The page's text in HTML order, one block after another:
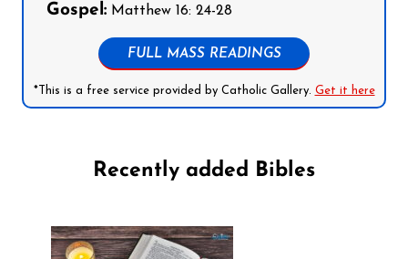
Gospel: Matthew 16: 24-28
FULL MASS READINGS
*This is a free service provided by Catholic Gallery. Get it here
Recently added Bibles